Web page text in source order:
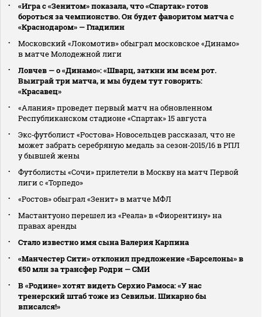
«Игра с «Зенитом» показала, что «Спартак» готов
бороться за чемпионство. Он будет фаворитом матча с
«Краснодаром» — Гладилин
Московский «Локомотив» обыграл московское «Динамо»
в матче Молодежной лиги
Ловчев — о «Динамо»: «Шварц, заткни им всем рот.
Выиграй три матча, и мы будем тут говорить:
«Красавец»
«Алания» проведет первый матч на обновленном
Республиканском стадионе «Спартак» 15 августа
Экс‑футболист «Ростова» Новосельцев рассказал, что не
может забрать серебряную медаль за сезон‑2015/16 в РПЛ
у бывшей жены
Футболисты «Сочи» прилетели в Москву на матч Первой
лиги с «Торпедо»
«Ростов» обыграл «Зенит» в матче МФЛ
Мастантуоно перешел из «Реала» в «Фиорентину» на
правах аренды
Стало известно имя сына Валерия Карпина
«Манчестер Сити» отклонил предложение «Барселоны» в
€50 млн за трансфер Родри — СМИ
В «Родине» хотят видеть Серхио Рамоса: «У нас
тренерский штаб тоже из Севильи. Шикарно бы
вписался!»